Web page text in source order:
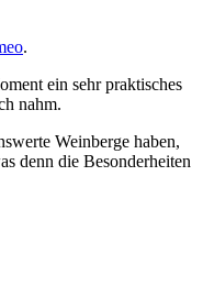
.
ein sehr praktisches
nahm.
Weinberge haben,
denn die Besonderheiten